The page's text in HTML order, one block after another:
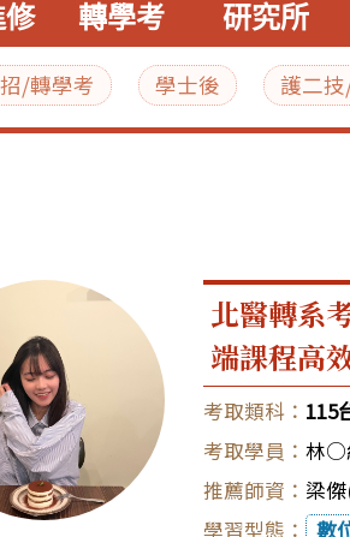
修 轉學考 研究所
/轉學考 學士後 護二
北醫轉系
端課程高
115
林○
梁
數